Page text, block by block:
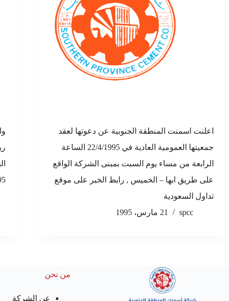
اعلنت اسمنت المنطقة الجنوبية عن دعوتها لعقد
جمعيتها العمومية العادية في 22/4/1995 الساعة
الرابعة من مساء يوم السبت بمبنى الشركة الواقع
على طريق ابها – الخميس , رابط الخبر على موقع
تداول السعودية
spcc
21 مارس، 1995
22/4/
من نحن
عن الشركة